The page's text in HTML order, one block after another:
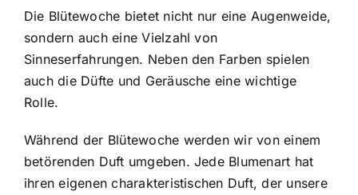
Die Blütewoche bietet nicht nur eine Augenweide,
sondern auch eine Vielzahl von
Sinneserfahrungen. Neben den Farben spielen
auch die Düfte und Geräusche eine wichtige
Rolle.
Während der Blütewoche werden wir von einem
betörenden Duft umgeben. Jede Blumenart hat
ihren eigenen charakteristischen Duft, der unsere